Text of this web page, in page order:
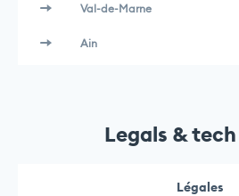
Val-de-Marne
Ain
Legals &
Légales